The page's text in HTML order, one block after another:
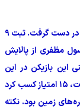
جعفری در این مسابقه با هوش بالای خود نبض بازی را در دست گرفت. ثبت ۹
مظفری از پالایش
فنی این بازیکن در این
مسابقه با دیگر بازیکنان بود. او علاوه بر مهندسی حملات، ۱۵ امتیاز کسب کرد
مهره‌های زمین بود. نکته